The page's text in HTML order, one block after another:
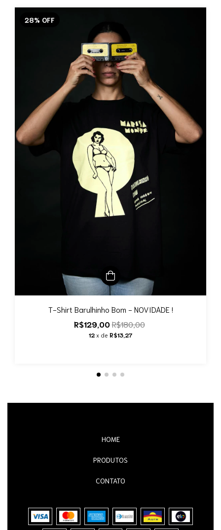
28% OFF
T-Shirt Barulhinho Bom - NOVIDADE !
R$129,00R$180,00
12 x de R$13,27
HOME
PRODUTOS
CONTATO